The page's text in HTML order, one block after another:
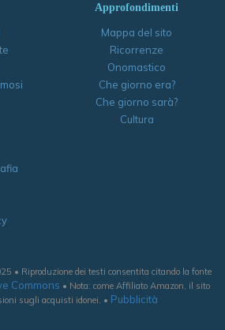
Approfondimenti
Mappa del sito
Ricorrenze
Onomastico
Che giorno era?
Che giorno sarà?
Cultura
• Riproduzione dei testi consentita citando la fonte
Commons • Nota: come Affiliato Amazon, il sito
sugli acquisti idonei. • Pubblicità